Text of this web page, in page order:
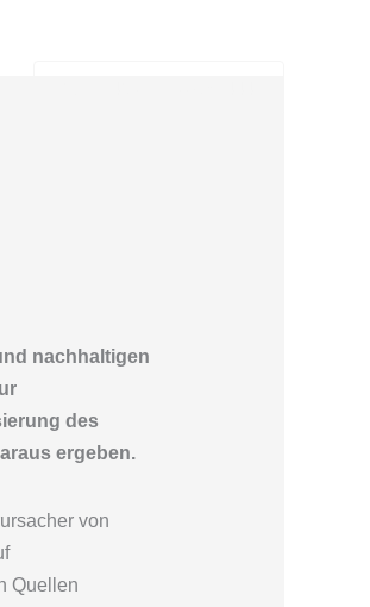
nachhaltigen
des
ergeben.
von
Quellen